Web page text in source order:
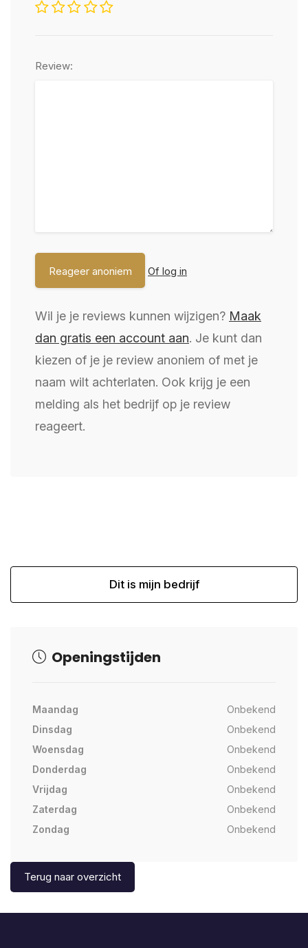
Review:
Of log in
Wil je je reviews kunnen wijzigen? Maak
dan gratis een account aan. Je kunt dan
kiezen of je je review anoniem of met je
naam wilt achterlaten. Ook krijg je een
melding als het bedrijf op je review
reageert.
Dit is mijn bedrijf
Openingstijden
Maandag
Onbekend
Dinsdag
Onbekend
Woensdag
Onbekend
Donderdag
Onbekend
Vrijdag
Onbekend
Zaterdag
Onbekend
Zondag
Onbekend
Terug naar overzicht